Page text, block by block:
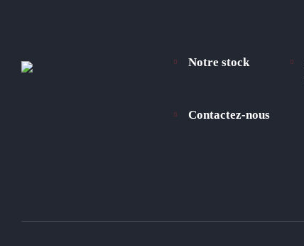
Notre stock
Contactez-nous